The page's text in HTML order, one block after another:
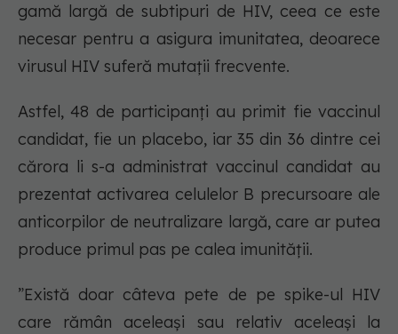
gamă largă de subtipuri de HIV, ceea ce este
necesar pentru a asigura imunitatea, deoarece
virusul HIV suferă mutații frecvente.
Astfel, 48 de participanți au primit fie vaccinul
candidat, fie un placebo, iar 35 din 36 dintre cei
cărora li s-a administrat vaccinul candidat au
prezentat activarea celulelor B precursoare ale
anticorpilor de neutralizare largă, care ar putea
produce primul pas pe calea imunității.
”Există doar câteva pete de pe spike-ul HIV
care rămân aceleași sau relativ aceleași la